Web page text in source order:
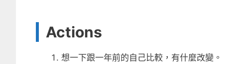
Actions
想一下跟一年前的自己比較，有什麼改變。